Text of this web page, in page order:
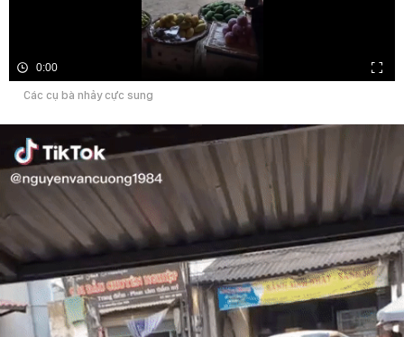
0:00
Các cụ bà nhảy cực sung